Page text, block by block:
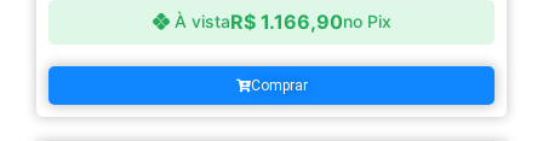
À vistaR$1.166,90no Pix
Comprar